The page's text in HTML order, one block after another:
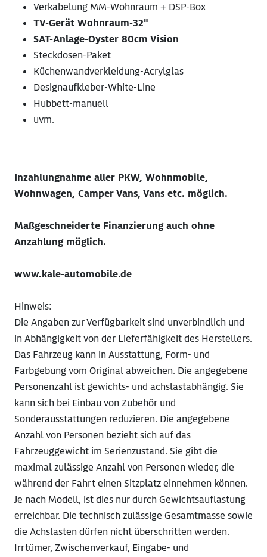
Verkabelung MM-Wohnraum + DSP-Box
TV-Gerät Wohnraum-32"
SAT-Anlage-Oyster 80cm Vision
Steckdosen-Paket
Küchenwandverkleidung-Acrylglas
Designaufkleber-White-Line
Hubbett-manuell
uvm.
Inzahlungnahme aller PKW, Wohnmobile,
Wohnwagen, Camper Vans, Vans etc. möglich.
Maßgeschneiderte Finanzierung auch ohne
Anzahlung möglich.
www.kale-automobile.de
Hinweis:
Die Angaben zur Verfügbarkeit sind unverbindlich und
in Abhängigkeit von der Lieferfähigkeit des Herstellers.
Das Fahrzeug kann in Ausstattung, Form- und
Farbgebung vom Original abweichen. Die angegebene
Personenzahl ist gewichts- und achslastabhängig. Sie
kann sich bei Einbau von Zubehör und
Sonderausstattungen reduzieren. Die angegebene
Anzahl von Personen bezieht sich auf das
Fahrzeuggewicht im Serienzustand. Sie gibt die
maximal zulässige Anzahl von Personen wieder, die
während der Fahrt einen Sitzplatz einnehmen können.
Je nach Modell, ist dies nur durch Gewichtsauflastung
erreichbar. Die technisch zulässige Gesamtmasse sowie
die Achslasten dürfen nicht überschritten werden.
Irrtümer, Zwischenverkauf, Eingabe- und